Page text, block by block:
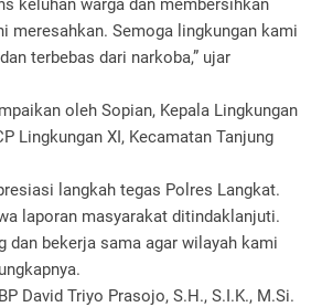
keluhan warga dan membersihkan
meresahkan. Semoga lingkungan kami
terbebas dari narkoba,” ujar
oleh Sopian, Kepala Lingkungan
Lingkungan XI, Kecamatan Tanjung
langkah tegas Polres Langkat.
laporan masyarakat ditindaklanjuti.
dan bekerja sama agar wilayah kami
David Triyo Prasojo, S.H., S.I.K., M.Si.